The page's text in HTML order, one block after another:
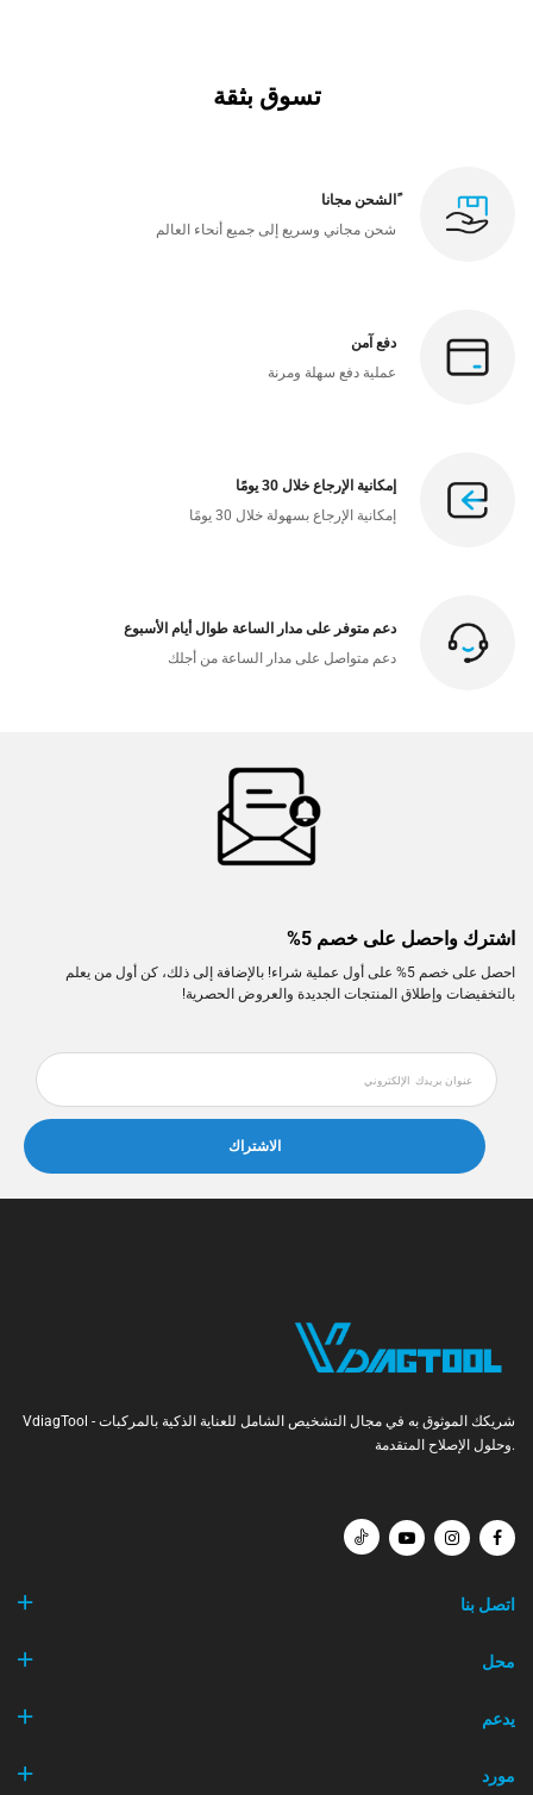
تسوق بثقة
ًالشحن مجانا
شحن مجاني وسريع إلى جميع أنحاء العالم
دفع آمن
عملية دفع سهلة ومرنة
إمكانية الإرجاع خلال 30 يومًا
إمكانية الإرجاع بسهولة خلال 30 يومًا
دعم متوفر على مدار الساعة طوال أيام الأسبوع
دعم متواصل على مدار الساعة من أجلك
اشترك واحصل على خصم 5%
احصل على خصم 5% على أول عملية شراء! بالإضافة إلى ذلك، كن أول من يعلم
بالتخفيضات وإطلاق المنتجات الجديدة والعروض الحصرية!
الاشتراك
VdiagTool - شريكك الموثوق به في مجال التشخيص الشامل للعناية الذكية بالمركبات
وحلول الإصلاح المتقدمة.
اتصل بنا
محل
يدعم
مورد